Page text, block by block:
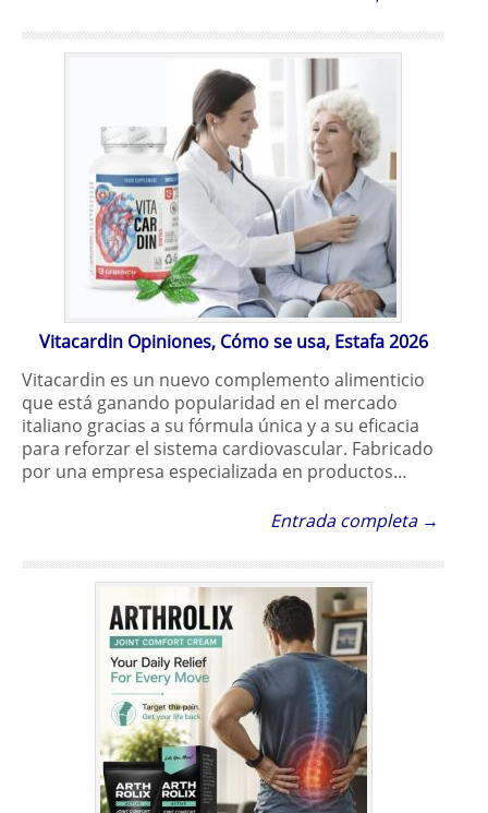
Vitacardin Opiniones, Cómo se usa, Estafa 2026
Vitacardin es un nuevo complemento alimenticio
que está ganando popularidad en el mercado
italiano gracias a su fórmula única y a su eficacia
para reforzar el sistema cardiovascular. Fabricado
por una empresa especializada en productos…
Entrada completa →